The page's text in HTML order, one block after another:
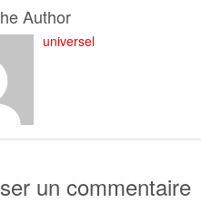
Author
universel
un commentaire